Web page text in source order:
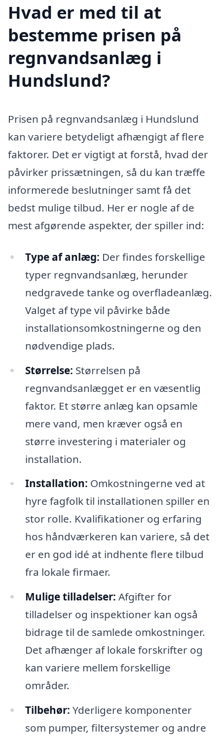
Hvad er med til at
bestemme prisen på
regnvandsanlæg i
Hundslund?
Prisen på regnvandsanlæg i Hundslund
kan variere betydeligt afhængigt af flere
faktorer. Det er vigtigt at forstå, hvad der
påvirker prissætningen, så du kan træffe
informerede beslutninger samt få det
bedst mulige tilbud. Her er nogle af de
mest afgørende aspekter, der spiller ind:
Type af anlæg: Der findes forskellige
typer regnvandsanlæg, herunder
nedgravede tanke og overfladeanlæg.
Valget af type vil påvirke både
installationsomkostningerne og den
nødvendige plads.
Størrelse: Størrelsen på
regnvandsanlægget er en væsentlig
faktor. Et større anlæg kan opsamle
mere vand, men kræver også en
større investering i materialer og
installation.
Installation: Omkostningerne ved at
hyre fagfolk til installationen spiller en
stor rolle. Kvalifikationer og erfaring
hos håndværkeren kan variere, så det
er en god idé at indhente flere tilbud
fra lokale firmaer.
Mulige tilladelser: Afgifter for
tilladelser og inspektioner kan også
bidrage til de samlede omkostninger.
Det afhænger af lokale forskrifter og
kan variere mellem forskellige
områder.
Tilbehør: Yderligere komponenter
som pumper, filtersystemer og andre